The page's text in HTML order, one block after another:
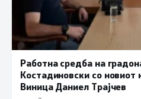
Работна средба на
Костадиновски со новиот
Виница Даниел Трајчев